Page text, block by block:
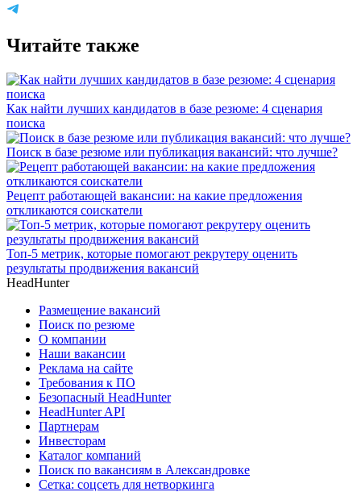
Читайте также
Как найти лучших кандидатов в базе резюме: 4 сценария
поиска
Поиск в базе резюме или публикация вакансий: что лучше?
Рецепт работающей вакансии: на какие предложения
откликаются соискатели
Топ-5 метрик, которые помогают рекрутеру оценить
результаты продвижения вакансий
HeadHunter
Размещение вакансий
Поиск по резюме
О компании
Наши вакансии
Реклама на сайте
Требования к ПО
Безопасный HeadHunter
HeadHunter API
Партнерам
Инвесторам
Каталог компаний
Поиск по вакансиям в Александровке
Сетка: соцсеть для нетворкинга